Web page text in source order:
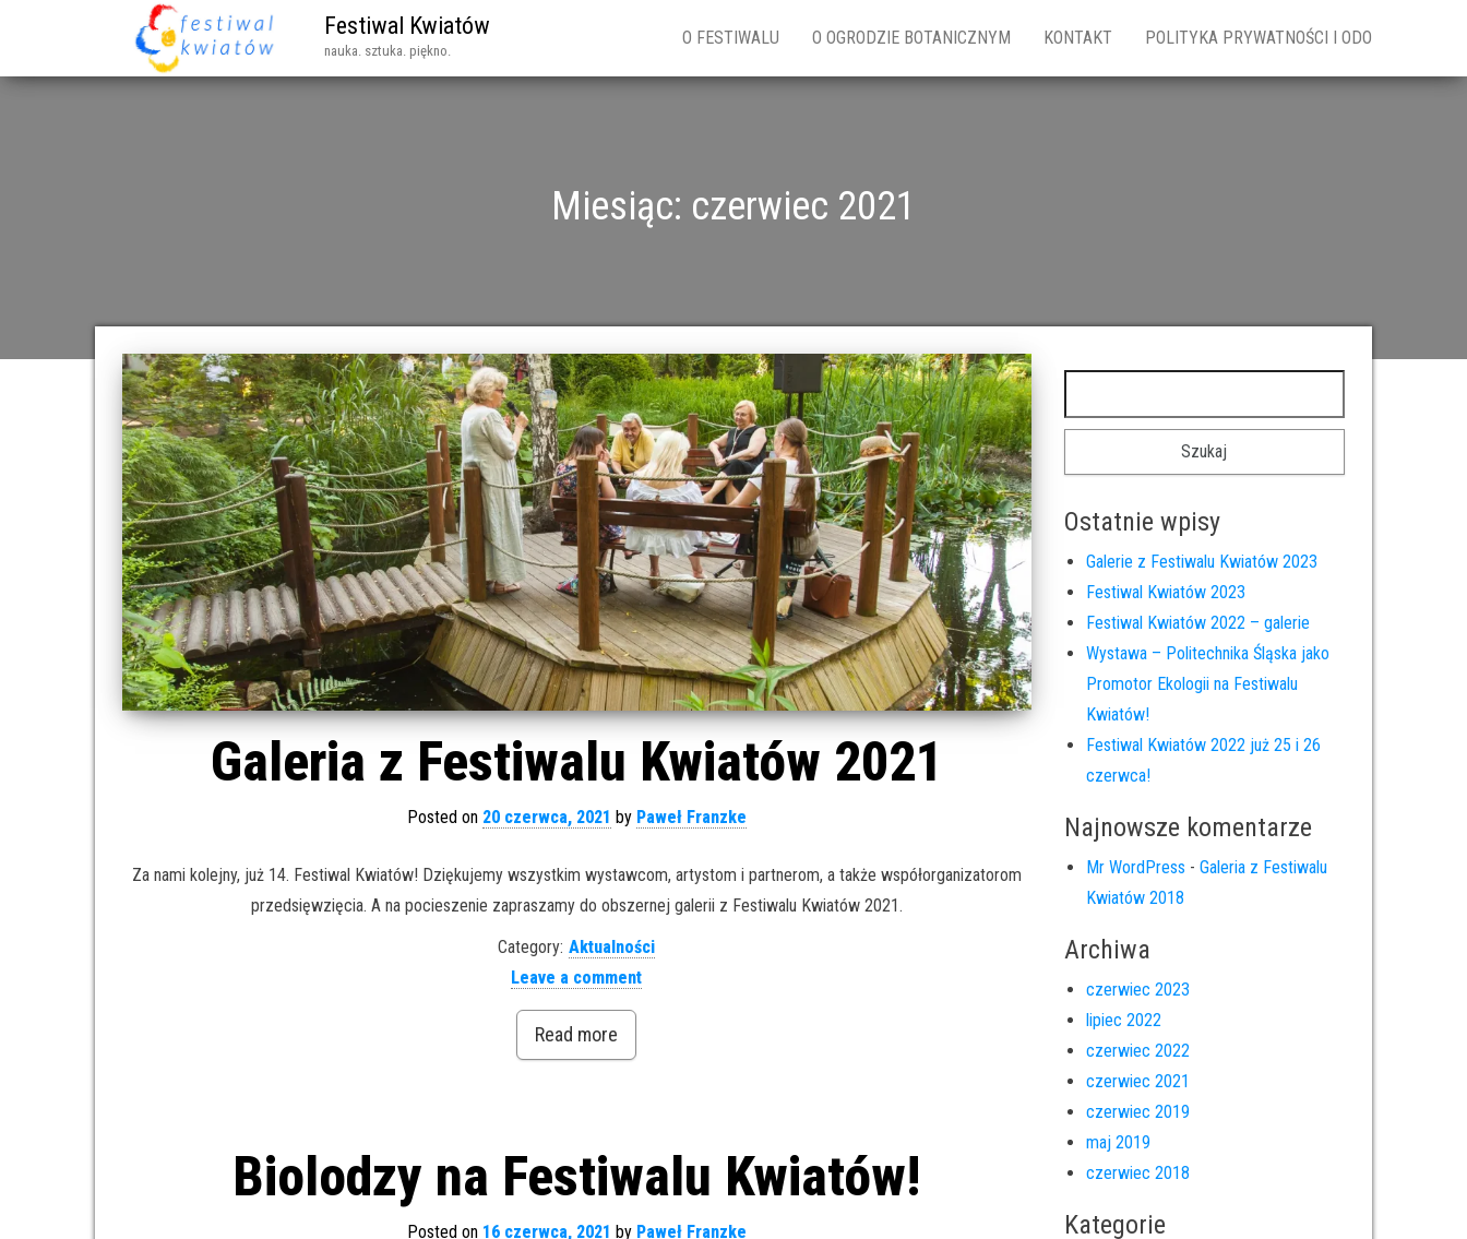
Festiwal Kwiatów
nauka. sztuka. piękno.
O FESTIWALU O OGRODZIE BOTANICZNYM KONTAKT POLITYKA PRYWATNOŚCI I ODO
Miesiąc: czerwiec 2021
Galeria z Festiwalu Kwiatów 2021
Posted on 20 czerwca, 2021 by Paweł Franzke
Za nami kolejny, już 14. Festiwal Kwiatów! Dziękujemy wszystkim wystawcom, artystom i partnerom, a także współorganizatorom
przedsięwzięcia. A na pocieszenie zapraszamy do obszernej galerii z Festiwalu Kwiatów 2021.
Category: Aktualności
Leave a comment
Read more
Biolodzy na Festiwalu Kwiatów!
Posted on 16 czerwca, 2021 by Paweł Franzke
Ostatnie wpisy
Galerie z Festiwalu Kwiatów 2023
Festiwal Kwiatów 2023
Festiwal Kwiatów 2022 – galerie
Wystawa – Politechnika Śląska jako
Promotor Ekologii na Festiwalu
Kwiatów!
Festiwal Kwiatów 2022 już 25 i 26
czerwca!
Najnowsze komentarze
Mr WordPress - Galeria z Festiwalu
Kwiatów 2018
Archiwa
czerwiec 2023
lipiec 2022
czerwiec 2022
czerwiec 2021
czerwiec 2019
maj 2019
czerwiec 2018
Kategorie